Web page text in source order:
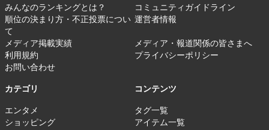
みんなのランキングとは？
コミュニティガイドライン
順位の決まり方・不正投票につい
て
運営者情報
メディア掲載実績
メディア・報道関係の皆さまへ
利用規約
プライバシーポリシー
お問い合わせ
カテゴリ
エンタメ
ショッピング
コンテンツ
タグ一覧
アイテム一覧